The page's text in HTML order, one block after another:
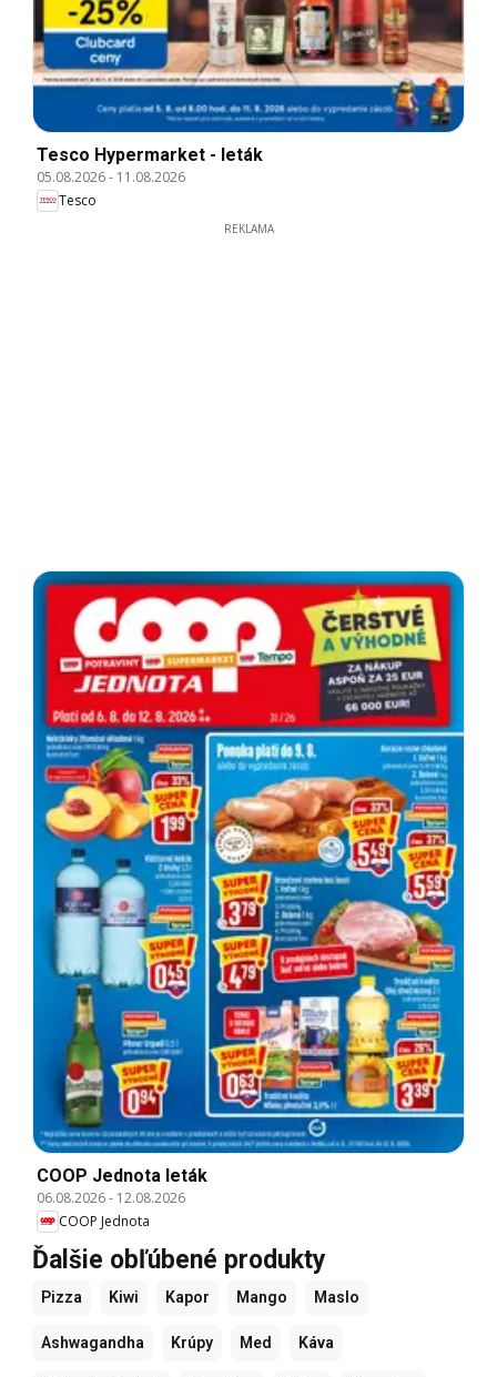
Tesco Hypermarket - leták
05.08.2026- 11.08.2026
Tesco
REKLAMA
COOP Jednota leták
06.08.2026- 12.08.2026
COOP Jednota
Ďalšie obľúbené produkty
Pizza Kiwi Kapor Mango Maslo
Ashwagandha Krúpy Med Káva